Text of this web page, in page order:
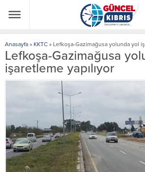
Anasayfa » KKTC » Lefkoşa-Gazimağusa yolunda yol
Lefkoşa-Gazimağusa
işaretleme yapılıyor